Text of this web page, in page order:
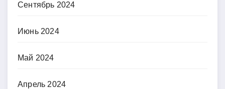
Сентябрь 2024
Июнь 2024
Май 2024
Апрель 2024